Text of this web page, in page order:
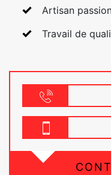
Artisan
Travail de